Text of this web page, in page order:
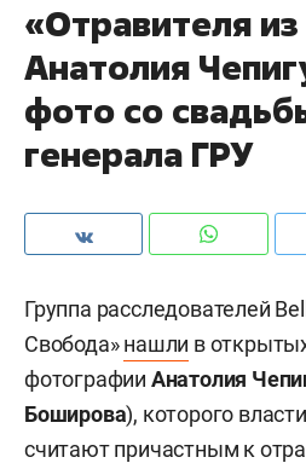
«Отравителя
Анатолия
фото со
генерала ГРУ
Группа расследователей
Свобода»нашли в
фотографии Анатолия
Боширова), которого
считают причастным к